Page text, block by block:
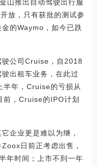
山推出自动驾驶出行服
放，只有获批的测试参
的Waymo，如今已跌
公司Cruise，自2018
出租车业务，在此过
半年，Cruise的亏损从
前，Cruise的IPO计划
企业更是难以为继，
日前正考虑出售，
年时间；上市不到一年